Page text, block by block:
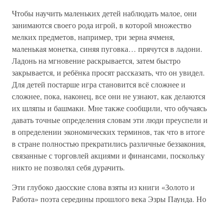
Чтобы научить маленьких детей наблюдать малое, они
занимаются своего рода игрой, в которой множество
мелких предметов, например, три зерна ячменя,
маленькая монетка, синяя пуговка… прячутся в ладони.
Ладонь на мгновение раскрывается, затем быстро
закрывается, и ребёнка просят рассказать, что он увидел.
Для детей постарше игра становится всё сложнее и
сложнее, пока, наконец, все они не узнают, как делаются
их шляпы и башмаки. Мне также сообщили, что обучаясь
давать точные определения словам эти люди преуспели и
в определении экономических терминов, так что в итоге
в стране полностью прекратились различные беззакония,
связанные с торговлей акциями и финансами, поскольку
никто не позволял себя дурачить.
Эти глубоко даосские слова взяты из книги «Золото и
Работа» поэта середины прошлого века Эзры Паунда. Но